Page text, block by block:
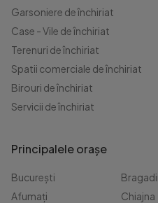
Garsoniere de închiriat
Case - Vile de închiriat
Terenuri de închiriat
Spatii comerciale de închiriat
Birouri de închiriat
Servicii de închiriat
Principalele orașe
București
Afumați
Chiajna